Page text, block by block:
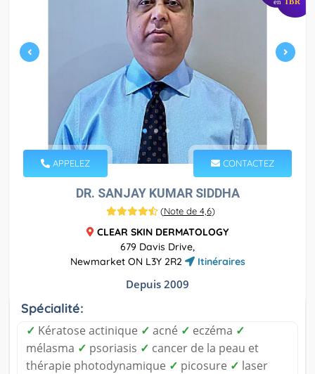
APPELEZ CONTACTEZ
DR. SANJAY KUMAR SIDDHA
(Note de 4,6)
CLEAR SKIN DERMATOLOGY
679 Davis Drive,
Newmarket ON L3Y 2R2
Itinéraires
Depuis 2009
Spécialité:
✓ Kératose actinique ✓ acné ✓ eczéma ✓
mélasma ✓ psoriasis ✓ cancer de la peau et
thérapie photodynamique ✓ picosure ✓ laser